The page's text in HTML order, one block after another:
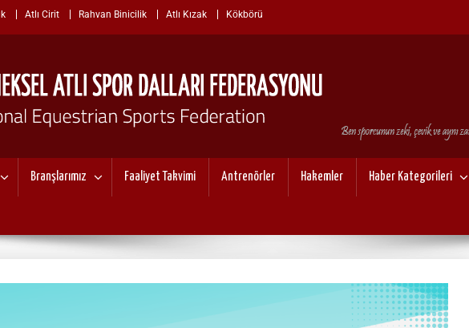
Atlı Cirit Rahvan Binicilik Atlı Kızak Kökbörü
ATLI SPOR DALLARI FEDERASYONU
Branşlarımız Faaliyet Takvimi Antrenörler Hakemler Haber Kategorileri